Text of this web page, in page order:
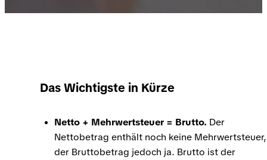
Das Wichtigste in Kürze
Netto + Mehrwertsteuer = Brutto. Der
Nettobetrag enthält noch keine Mehrwertsteuer,
der Bruttobetrag jedoch ja. Brutto ist der